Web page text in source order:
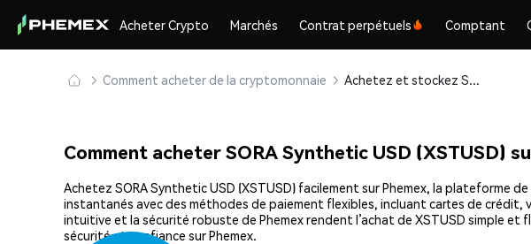
Acheter Crypto Marchés Contrat perpétuels Comptant
Comment acheter de la cryptomonnaie Achetez et stockez SORA Synthetic USD (XSTUSD) en toute sécurité
Comment acheter SORA Synthetic USD (XSTUSD)
Achetez SORA Synthetic USD (XSTUSD) facilement sur Phemex, la plateforme
instantanés avec des méthodes de paiement flexibles, incluant cartes de
intuitive et la sécurité robuste de Phemex rendent l’achat de XSTUSD simple
sécurité et confiance sur Phemex.